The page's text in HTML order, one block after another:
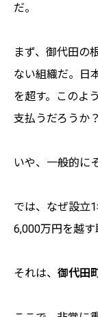
だ。
まず、御代田の
ない組織だ。日
を超す。このよ
支払うだろうか？
いや、一般的に
では、なぜ設立
6,000万円を越
それは、 御代田